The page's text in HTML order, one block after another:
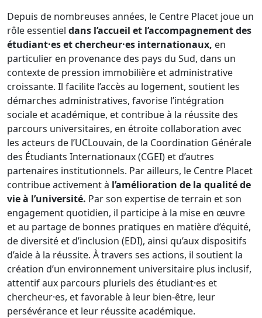
Depuis de nombreuses années, le Centre Placet joue un
rôle essentiel dans l’accueil et l’accompagnement des
étudiant·es et chercheur·es internationaux, en
particulier en provenance des pays du Sud, dans un
contexte de pression immobilière et administrative
croissante. Il facilite l’accès au logement, soutient les
démarches administratives, favorise l’intégration
sociale et académique, et contribue à la réussite des
parcours universitaires, en étroite collaboration avec
les acteurs de l’UCLouvain, de la Coordination Générale
des Étudiants Internationaux (CGEI) et d’autres
partenaires institutionnels. Par ailleurs, le Centre Placet
contribue activement à l’amélioration de la qualité de
vie à l’université. Par son expertise de terrain et son
engagement quotidien, il participe à la mise en œuvre
et au partage de bonnes pratiques en matière d’équité,
de diversité et d’inclusion (EDI), ainsi qu’aux dispositifs
d’aide à la réussite. À travers ses actions, il soutient la
création d’un environnement universitaire plus inclusif,
attentif aux parcours pluriels des étudiant·es et
chercheur·es, et favorable à leur bien-être, leur
persévérance et leur réussite académique.